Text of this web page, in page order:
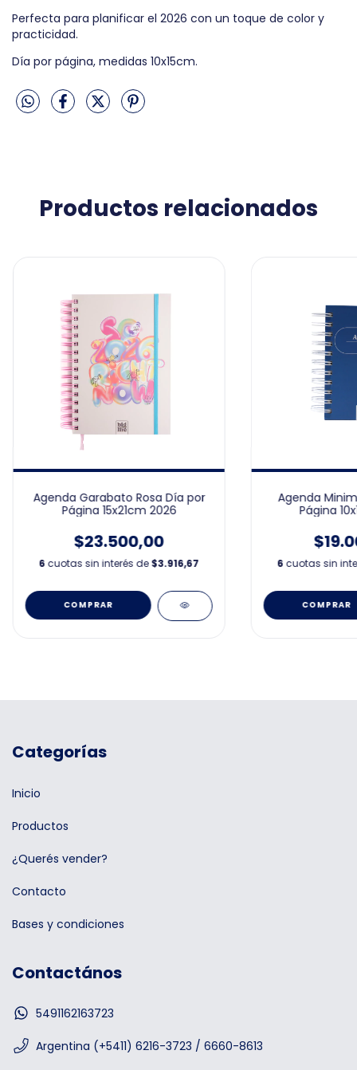
Perfecta para planificar el 2026 con un toque de color y
practicidad.
Día por página, medidas 10x15cm.
Productos relacionados
Agenda Garabato Rosa Día por
Página 15x21cm 2026
$23.500,00
6 cuotas sin interés de$3.916,67
Agenda
Página
6 cuotas sin
Categorías
Inicio
Productos
¿Querés vender?
Contacto
Bases y condiciones
Contactános
5491162163723
Argentina (+5411) 6216-3723 / 6660-8613